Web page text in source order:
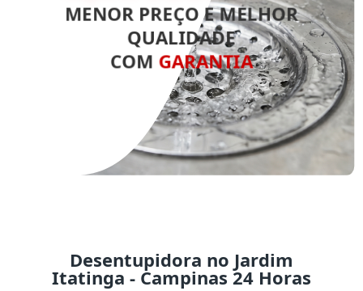
MENOR PREÇO E MELHOR
QUALIDADE
COM GARANTIA
Desentupidora no Jardim
Itatinga - Campinas 24 Horas